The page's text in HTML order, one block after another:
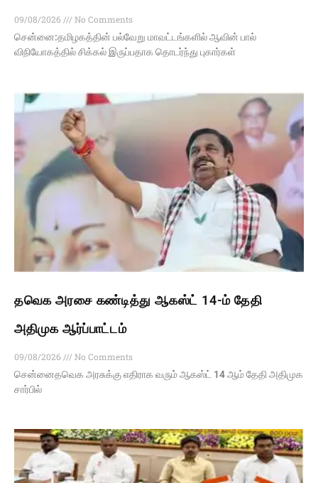
09/08/2026
No Comments
சென்னை:தமிழகத்தின் பல்வேறு மாவட்டங்களில் ஆவின் பால்
விநியோகத்தில் சிக்கல் இருப்பதாக தொடர்ந்து புகார்கள்
தவெக அரசை கண்டித்து ஆகஸ்ட் 14-ம் தேதி
அதிமுக ஆர்ப்பாட்டம்
09/08/2026
No Comments
சென்னைதவெக அரசுக்கு எதிராக வரும் ஆகஸ்ட் 14 ஆம் தேதி அதிமுக
சார்பில்